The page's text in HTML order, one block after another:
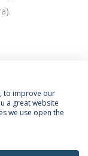
to improve our
a great website
we use open the